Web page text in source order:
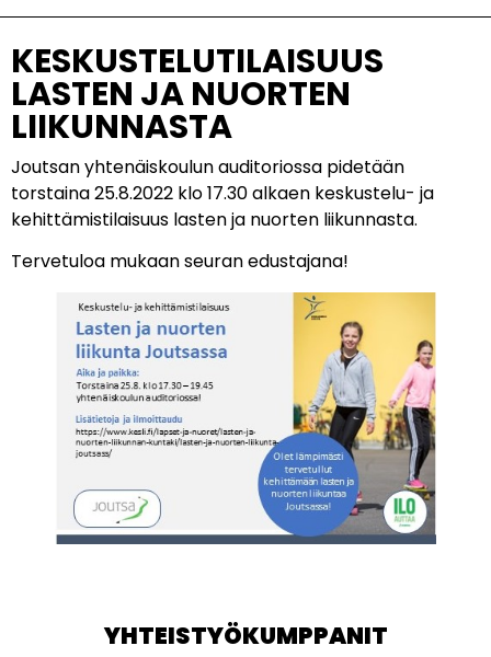
KESKUSTELUTILAISUUS
LASTEN JA NUORTEN
LIIKUNNASTA
Joutsan yhtenäiskoulun auditoriossa pidetään
torstaina 25.8.2022 klo 17.30 alkaen keskustelu- ja
kehittämistilaisuus lasten ja nuorten liikunnasta.
Tervetuloa mukaan seuran edustajana!
YHTEISTYÖKUMPPANIT